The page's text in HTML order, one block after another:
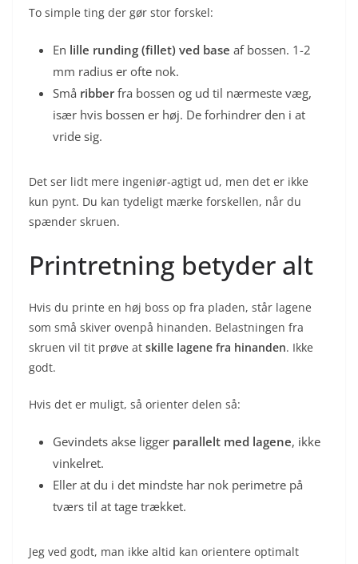
To simple ting der gør stor forskel:
En lille runding (fillet) ved base af bossen. 1-2
mm radius er ofte nok.
Små ribberfra bossen og ud til nærmeste væg,
især hvis bossen er høj. De forhindrer den i at
vride sig.
Det ser lidt mere ingeniør-agtigt ud, men det er ikke
kun pynt. Du kan tydeligt mærke forskellen, når du
spænder skruen.
Printretning betyder alt
Hvis du printe en høj boss op fra pladen, står lagene
som små skiver ovenpå hinanden. Belastningen fra
skruen vil tit prøve at skille lagene fra hinanden. Ikke
godt.
Hvis det er muligt, så orienter delen så:
Gevindets akse ligger parallelt med lagene, ikke
vinkelret.
Eller at du i det mindste har nok perimetre på
tværs til at tage trækket.
Jeg ved godt, man ikke altid kan orientere optimalt